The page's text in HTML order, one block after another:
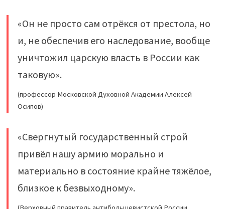
«Он не просто сам отрёкся от престола, но
и, не обеспечив его наследование, вообще
уничтожил царскую власть в России как
таковую».
(профессор Московской Духовной Академии Алексей
Осипов)
«Свергнутый государственный строй
привёл нашу армию морально и
материально в состояние крайне тяжёлое,
близкое к безвыходному».